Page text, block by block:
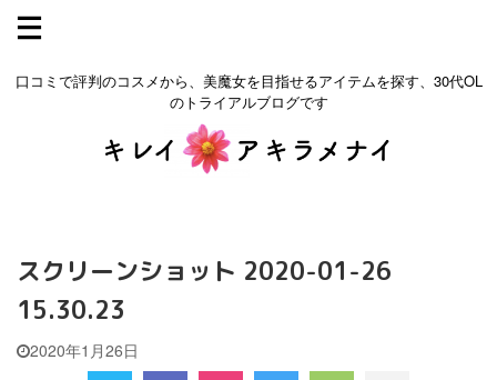
口コミで評判のコスメから、美魔女を目指せるアイテムを探す、30代OL
のトライアルブログです
スクリーンショット 2020-01-26
15.30.23
2020年1月26日